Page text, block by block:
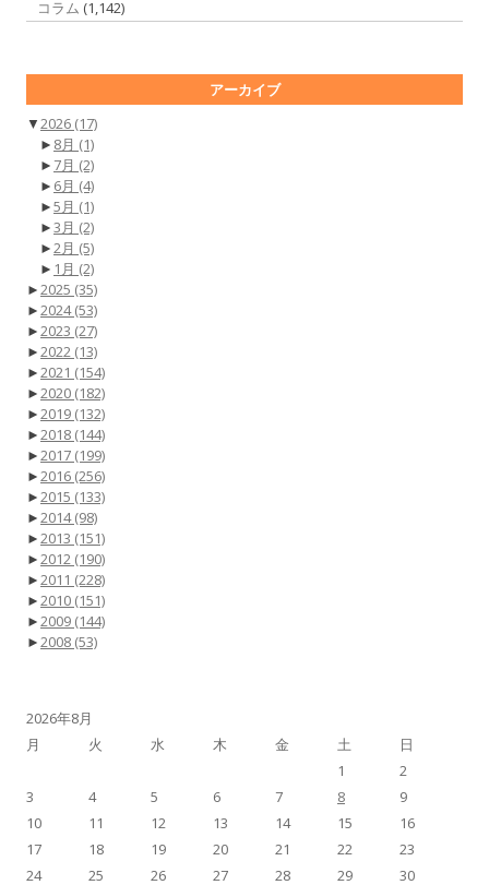
コラム (1,142)
アーカイブ
▼2026 (17)
► 8月 (1)
► 7月 (2)
► 6月 (4)
►5月 (1)
►3月 (2)
►2月 (5)
► 1月 (2)
►2025 (35)
►2024(53)
►2023 (27)
►2022 (13)
►2021 (154)
►2020 (182)
►2019 (132)
►2018 (144)
►2017 (199)
►2016 (256)
►2015 (133)
►2014(98)
►2013 (151)
►2012 (190)
►2011 (228)
►2010 (151)
►2009 (144)
►2008 (53)
2026年8月
月
火 水 木 金 土
日
1
2
3
4 5 6 7 8
9
10
11 12 13 14 15
16
17
18 19 20 21 22
23
24
25 26 27 28 29 30